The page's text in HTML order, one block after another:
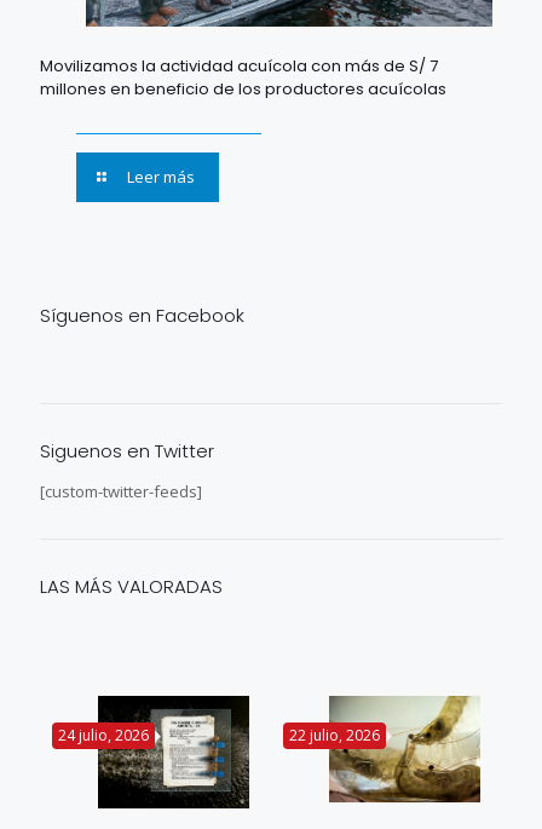
Movilizamos la actividad acuícola con más de S/ 7
millones en beneficio de los productores acuícolas
Leer más
Síguenos en Facebook
Siguenos en Twitter
[custom-twitter-feeds]
LAS MÁS VALORADAS
24 julio, 2026 22 julio, 2026